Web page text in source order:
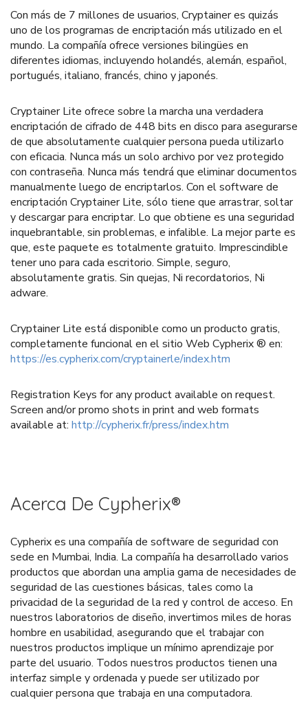
Con más de 7 millones de usuarios, Cryptainer es quizás
uno de los programas de encriptación más utilizado en el
mundo. La compañía ofrece versiones bilingües en
diferentes idiomas, incluyendo holandés, alemán, español,
portugués, italiano, francés, chino y japonés.
Cryptainer Lite ofrece sobre la marcha una verdadera
encriptación de cifrado de 448 bits en disco para asegurarse
de que absolutamente cualquier persona pueda utilizarlo
con eficacia. Nunca más un solo archivo por vez protegido
con contraseña. Nunca más tendrá que eliminar documentos
manualmente luego de encriptarlos. Con el software de
encriptación Cryptainer Lite, sólo tiene que arrastrar, soltar
y descargar para encriptar. Lo que obtiene es una seguridad
inquebrantable, sin problemas, e infalible. La mejor parte es
que, este paquete es totalmente gratuito. Imprescindible
tener uno para cada escritorio. Simple, seguro,
absolutamente gratis. Sin quejas, Ni recordatorios, Ni
adware.
Cryptainer Lite está disponible como un producto gratis,
completamente funcional en el sitio Web Cypherix ® en:
https://es.cypherix.com/cryptainerle/index.htm
Registration Keys for any product available on request.
Screen and/or promo shots in print and web formats
available at: http://cypherix.fr/press/index.htm
Acerca De Cypherix®
Cypherix es una compañía de software de seguridad con
sede en Mumbai, India. La compañía ha desarrollado varios
productos que abordan una amplia gama de necesidades de
seguridad de las cuestiones básicas, tales como la
privacidad de la seguridad de la red y control de acceso. En
nuestros laboratorios de diseño, invertimos miles de horas
hombre en usabilidad, asegurando que el trabajar con
nuestros productos implique un mínimo aprendizaje por
parte del usuario. Todos nuestros productos tienen una
interfaz simple y ordenada y puede ser utilizado por
cualquier persona que trabaja en una computadora.